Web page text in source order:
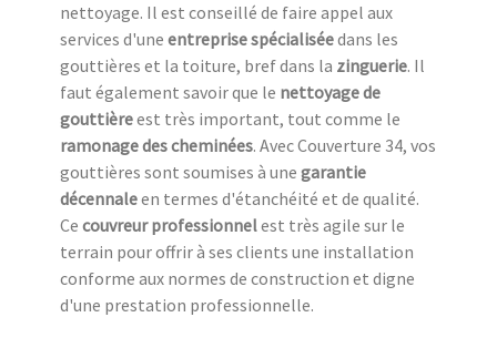
nettoyage. Il est conseillé de faire appel aux
services d'une entreprise spécialiséedans les
gouttières et la toiture, bref dans la zinguerie. Il
faut également savoir que le nettoyage de
gouttièreest très important, tout comme le
ramonage des cheminées. Avec Couverture 34, vos
gouttières sont soumises à une garantie
décennaleen termes d'étanchéité et de qualité.
Ce couvreur professionnelest très agile sur le
terrain pour offrir à ses clients une installation
conforme aux normes de construction et digne
d'une prestation professionnelle.